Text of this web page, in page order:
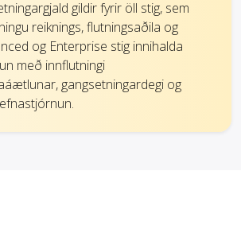
gildir fyrir öll stig, sem
reiknings, flutningsaðila og
og Enterprise stig innihalda
með innflutningi
gangsetningardegi og